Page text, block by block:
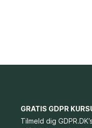
GRATIS GDPR
Tilmeld dig